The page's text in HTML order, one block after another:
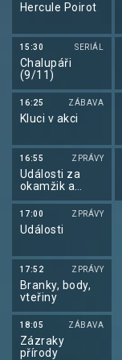
Hercule Poirot
15:30 SERIÁL
Chalupáři
(9/11)
16:25 ZÁBAVA
Kluci v akci
16:55 ZPRÁVY
Události za
okamžik a
počasí
17:00 ZPRÁVY
Události
17:52 ZPRÁVY
Branky, body,
vteřiny
18:05 ZÁBAVA
Zázraky
přírody